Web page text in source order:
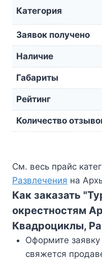
Категория
Заявок получено
Наличие
Габариты
Рейтинг
Количество
См. весь прайс
Развлечения на
Как заказать
окрестностям
Квадроциклы,
Оформите
свяжется